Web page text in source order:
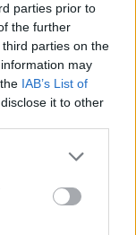
parties prior to
the further
parties on the
may
IAB’s List of
it to other
podczas
podczas
albo zel